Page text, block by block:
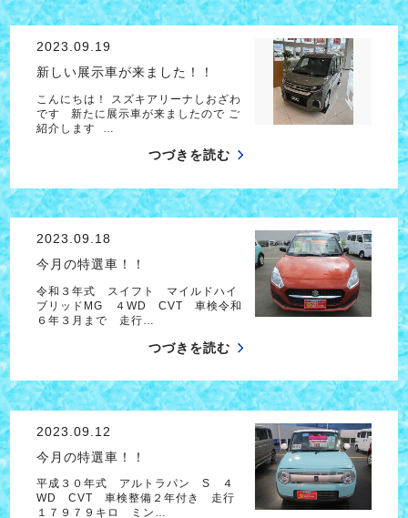
2023.09.19
新しい展示車が来ました！！
こんにちは！ スズキアリーナしおざわ
です 新たに展示車が来ましたので ご
紹介します …
つづきを読む
2023.09.18
今月の特選車！！
令和３年式 スイフト マイルドハイ
ブリッドMG ４WD CVT 車検令和
６年３月まで 走行…
つづきを読む
2023.09.12
今月の特選車！！
平成３０年式 アルトラパン S ４
WD CVT 車検整備２年付き 走行
１７９７９キロ ミン…